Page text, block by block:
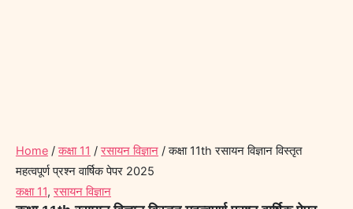
Home /कक्षा 11 /रसायन विज्ञान / कक्षा 11th रसायन विज्ञान विस्तृत
महत्वपूर्ण प्रश्न वार्षिक पेपर 2025
कक्षा 11,रसायन विज्ञान